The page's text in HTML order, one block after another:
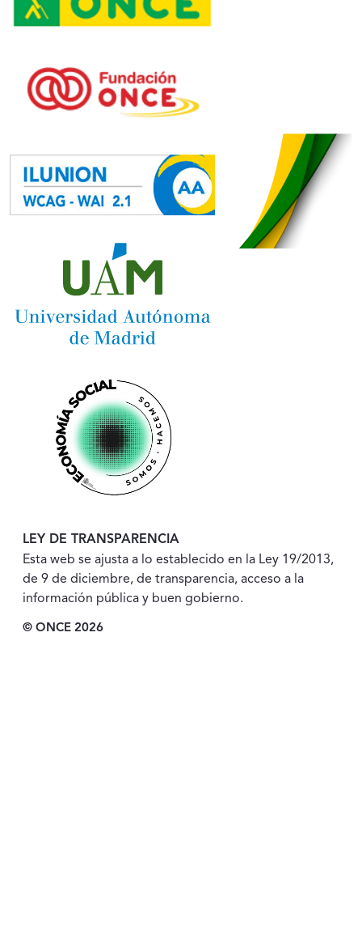
LEY DE TRANSPARENCIA
Esta web se ajusta a lo establecido en la Ley 19/2013,
de 9 de diciembre, de transparencia, acceso a la
información pública y buen gobierno.
© ONCE 2026